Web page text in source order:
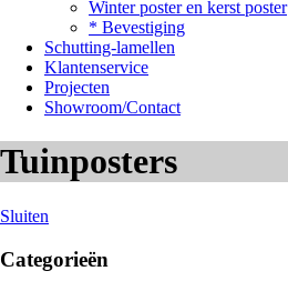
Winter poster en kerst poster
* Bevestiging
Schutting-lamellen
Klantenservice
Projecten
Showroom/Contact
Tuinposters
Sluiten
Categorieën